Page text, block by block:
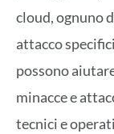
cloud, ognuno
attacco
possono
minacce e
tecnici e